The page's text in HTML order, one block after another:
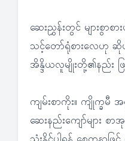
ဆေးညွှန်းတွင် များစွာစ
သင့်တော်ရုံစားလေဟု ဆို
အိန္ဒိယလူမျိုးတို့၏နည်း ဖြ
ကျမ်းစာကိုး။ ကျိုက္ခမီ
ဆေးနည်းကျော်များ